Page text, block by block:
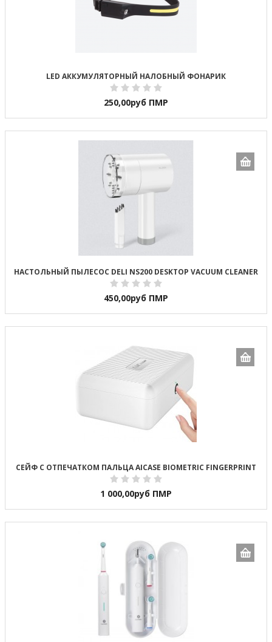
LED АККУМУЛЯТОРНЫЙ НАЛОБНЫЙ ФОНАРИК
250,00руб ПМР
НАСТОЛЬНЫЙ ПЫЛЕСОС DELI NS200 DESKTOP VACUUM CLEANER
450,00руб ПМР
СЕЙФ С ОТПЕЧАТКОМ ПАЛЬЦА AICASE BIOMETRIC FINGERPRINT
1 000,00руб ПМР